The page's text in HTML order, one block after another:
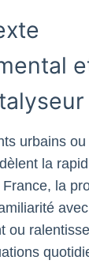
urbains
la
la
ou